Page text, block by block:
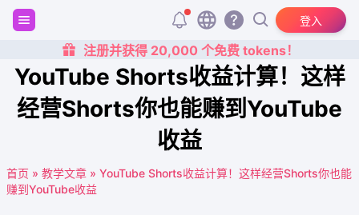
登入
注册并获得 20,000 个免费 tokens！
YouTube Shorts收益计算！这样
经营Shorts你也能赚到YouTube
收益
首页 » 教学文章 » YouTube Shorts收益计算！这样经营Shorts你也能
赚到YouTube收益